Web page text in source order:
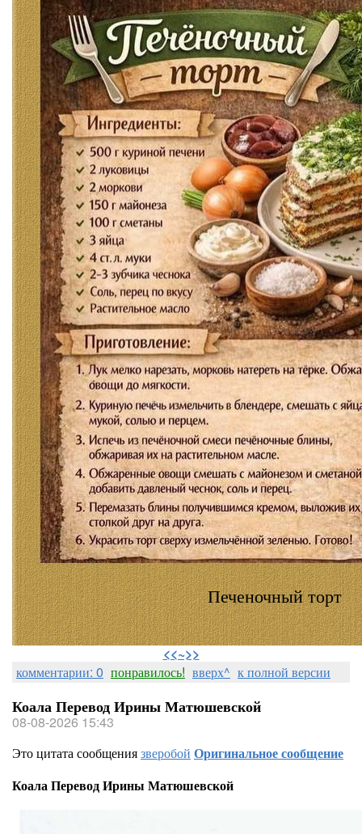
Печеночный торт
⠀
<<~>>
комментарии: 0 понравилось! вверх^ к полной версии
Коала Перевод Ирины Матюшевской
08-08-2026 15:43
Это цитата сообщениязверобой Оригинальное сообщение
Коала Перевод Ирины Матюшевской